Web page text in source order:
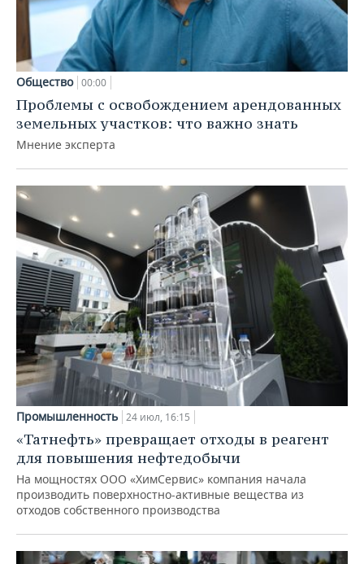
Общество 00:00
Проблемы с освобождением арендованных
земельных участков: что важно знать
Мнение эксперта
Промышленность 24 июл, 16:15
«Татнефть» превращает отходы в реагент
для повышения нефтедобычи
На мощностях ООО «ХимСервис» компания начала
производить поверхностно-активные вещества из
отходов собственного производства